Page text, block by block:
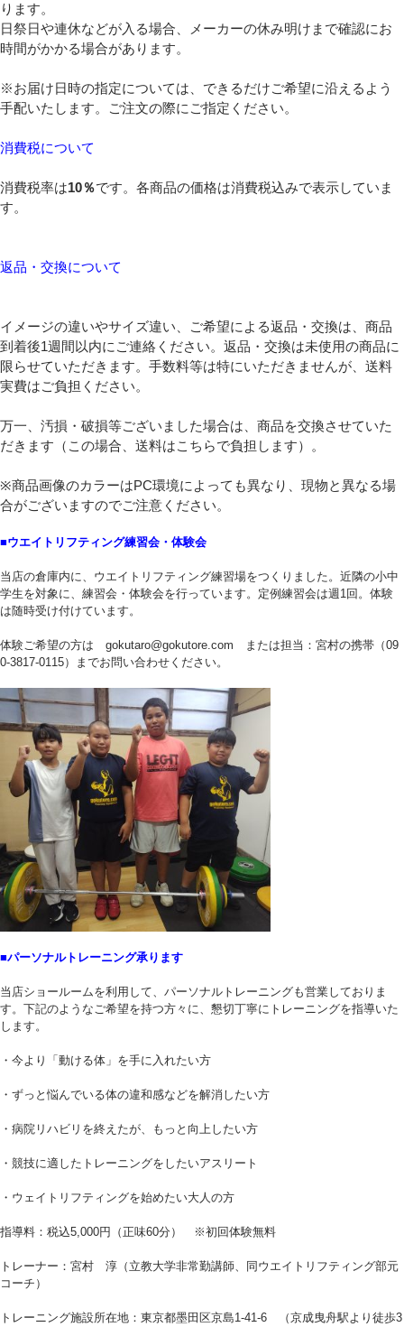
ります。
日祭日や連休などが入る場合、メーカーの休み明けまで確認にお
時間がかかる場合があります。
※お届け日時の指定については、できるだけご希望に沿えるよう
手配いたします。ご注文の際にご指定ください。
消費税について
消費税率は10％です。各商品の価格は消費税込みで表示していま
す。
返品・交換について
イメージの違いやサイズ違い、ご希望による返品・交換は、商品
到着後1週間以内にご連絡ください。返品・交換は未使用の商品に
限らせていただきます。手数料等は特にいただきませんが、送料
実費はご負担ください。
万一、汚損・破損等ございました場合は、商品を交換させていた
だきます（この場合、送料はこちらで負担します）。
※商品画像のカラーはPC環境によっても異なり、現物と異なる場
合がございますのでご注意ください。
■ウエイトリフティング練習会・体験会
当店の倉庫内に、ウエイトリフティング練習場をつくりました。近隣の小中
学生を対象に、練習会・体験会を行っています。定例練習会は週1回。体験
は随時受け付けています。
体験ご希望の方は gokutaro@gokutore.com または担当：宮村の携帯（09
0-3817-0115）までお問い合わせください。
■パーソナルトレーニング承ります
当店ショールームを利用して、パーソナルトレーニングも営業しておりま
す。下記のようなご希望を持つ方々に、懇切丁寧にトレーニングを指導いた
します。
・今より「動ける体」を手に入れたい方
・ずっと悩んでいる体の違和感などを解消したい方
・病院リハビリを終えたが、もっと向上したい方
・競技に適したトレーニングをしたいアスリート
・ウェイトリフティングを始めたい大人の方
指導料：税込5,000円（正味60分） ※初回体験無料
トレーナー：宮村 淳（立教大学非常勤講師、同ウエイトリフティング部元
コーチ）
トレーニング施設所在地：東京都墨田区京島1-41-6 （京成曳舟駅より徒歩3